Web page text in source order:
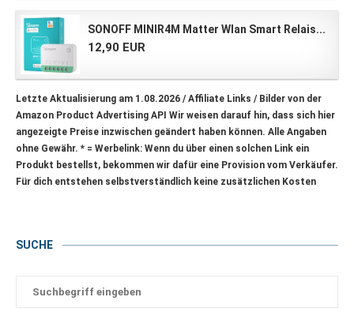
SONOFF MINIR4M Matter Wlan Smart Relais...
12,90 EUR
Letzte Aktualisierung am 1.08.2026 / Affiliate Links / Bilder von der
Amazon Product Advertising API Wir weisen darauf hin, dass sich hier
angezeigte Preise inzwischen geändert haben können. Alle Angaben
ohne Gewähr. * = Werbelink: Wenn du über einen solchen Link ein
Produkt bestellst, bekommen wir dafür eine Provision vom Verkäufer.
Für dich entstehen selbstverständlich keine zusätzlichen Kosten
SUCHE